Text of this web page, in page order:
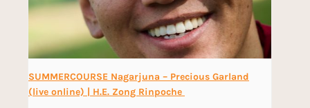
SUMMERCOURSE Nagarjuna – Precious Garland
(live online) | H.E. Zong Rinpoche